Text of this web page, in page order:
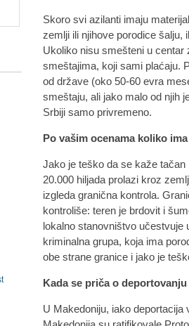
Skoro svi azilanti imaju
zemlji ili njihove porodice šalju,
Ukoliko nisu smešteni u
smeštajima, koji sami plaćaju.
od države (oko 50-60 evra
smeštaju, ali jako malo od njih
Srbiji samo privremeno.
Po vašim ocenama koliko
Jako je teško da se kaže
20.000 hiljada prolazi kroz
izgleda granična kontrola.
kontroliše: teren je brdovit i
lokalno stanovništvo učestvuje
kriminalna grupa, koja ima
obe strane granice i jako je
Kada se priča o
U Makedoniju, iako